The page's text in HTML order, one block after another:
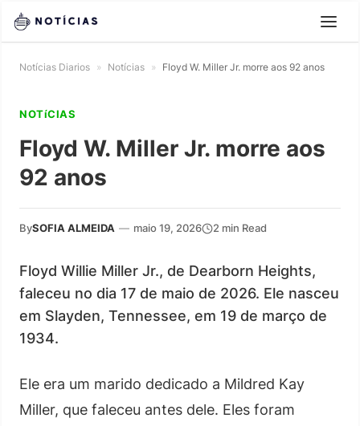
Notícias Diarios » Notícias » Floyd W. Miller Jr. morre aos 92 anos
NOTíCIAS
Floyd W. Miller Jr. morre aos
92 anos
BySOFIA ALMEIDA — maio 19, 2026 2 min Read
Floyd Willie Miller Jr., de Dearborn Heights,
faleceu no dia 17 de maio de 2026. Ele nasceu
em Slayden, Tennessee, em 19 de março de
1934.
Ele era um marido dedicado a Mildred Kay
Miller, que faleceu antes dele. Eles foram